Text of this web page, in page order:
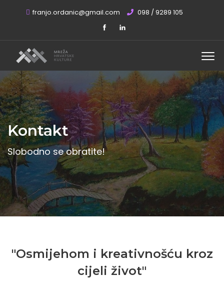
franjo.ordanic@gmail.com 098 / 9289 105
Kontakt
Slobodno se obratite!
"Osmijehom i kreativnošću kroz
cijeli život"